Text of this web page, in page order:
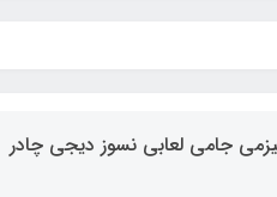
جامی لعابی نسوز دیجی چادر